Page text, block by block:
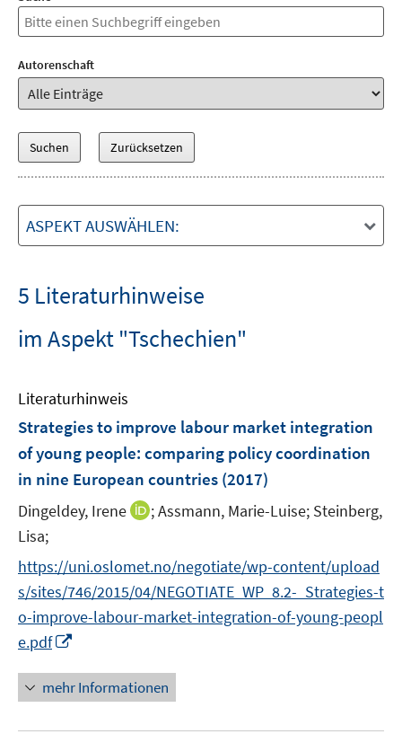
Autorenschaft
ASPEKT AUSWÄHLEN:
5 Literaturhinweise
im Aspekt "Tschechien"
Literaturhinweis
Strategies to improve labour market integration
of young people: comparing policy coordination
in nine European countries (2017)
Dingeldey, Irene
I
e
u
e
e
n
s
;Assmann, Marie-Luise; Steinberg,
Lisa;
https://uni.oslomet.no/negotiate/wp-content/upload
s/sites/746/2015/04/NEGOTIATE_WP_8.2-_Strategies-t
o-improve-labour-market-integration-of-young-peopl
e.pdf
n
e
u
mehr Informationen